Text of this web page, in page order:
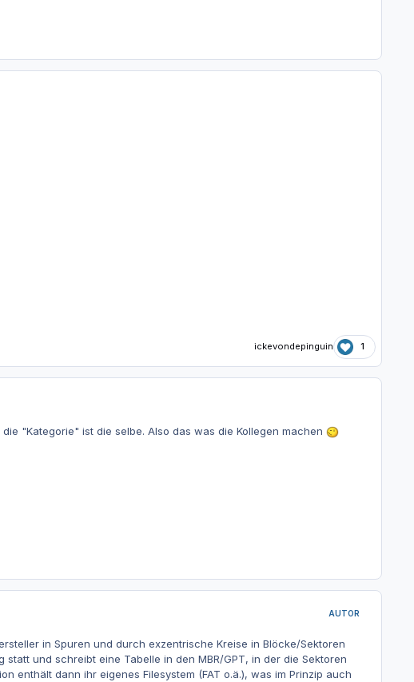
ickevondepinguin 1
"Kategorie" ist die selbe. Also das was die Kollegen machen
AUTOR
in Spuren und durch exzentrische Kreise in Blöcke/Sektoren
und schreibt eine Tabelle in den MBR/GPT, in der die Sektoren
enthält dann ihr eigenes Filesystem (FAT o.ä.), was im Prinzip auch